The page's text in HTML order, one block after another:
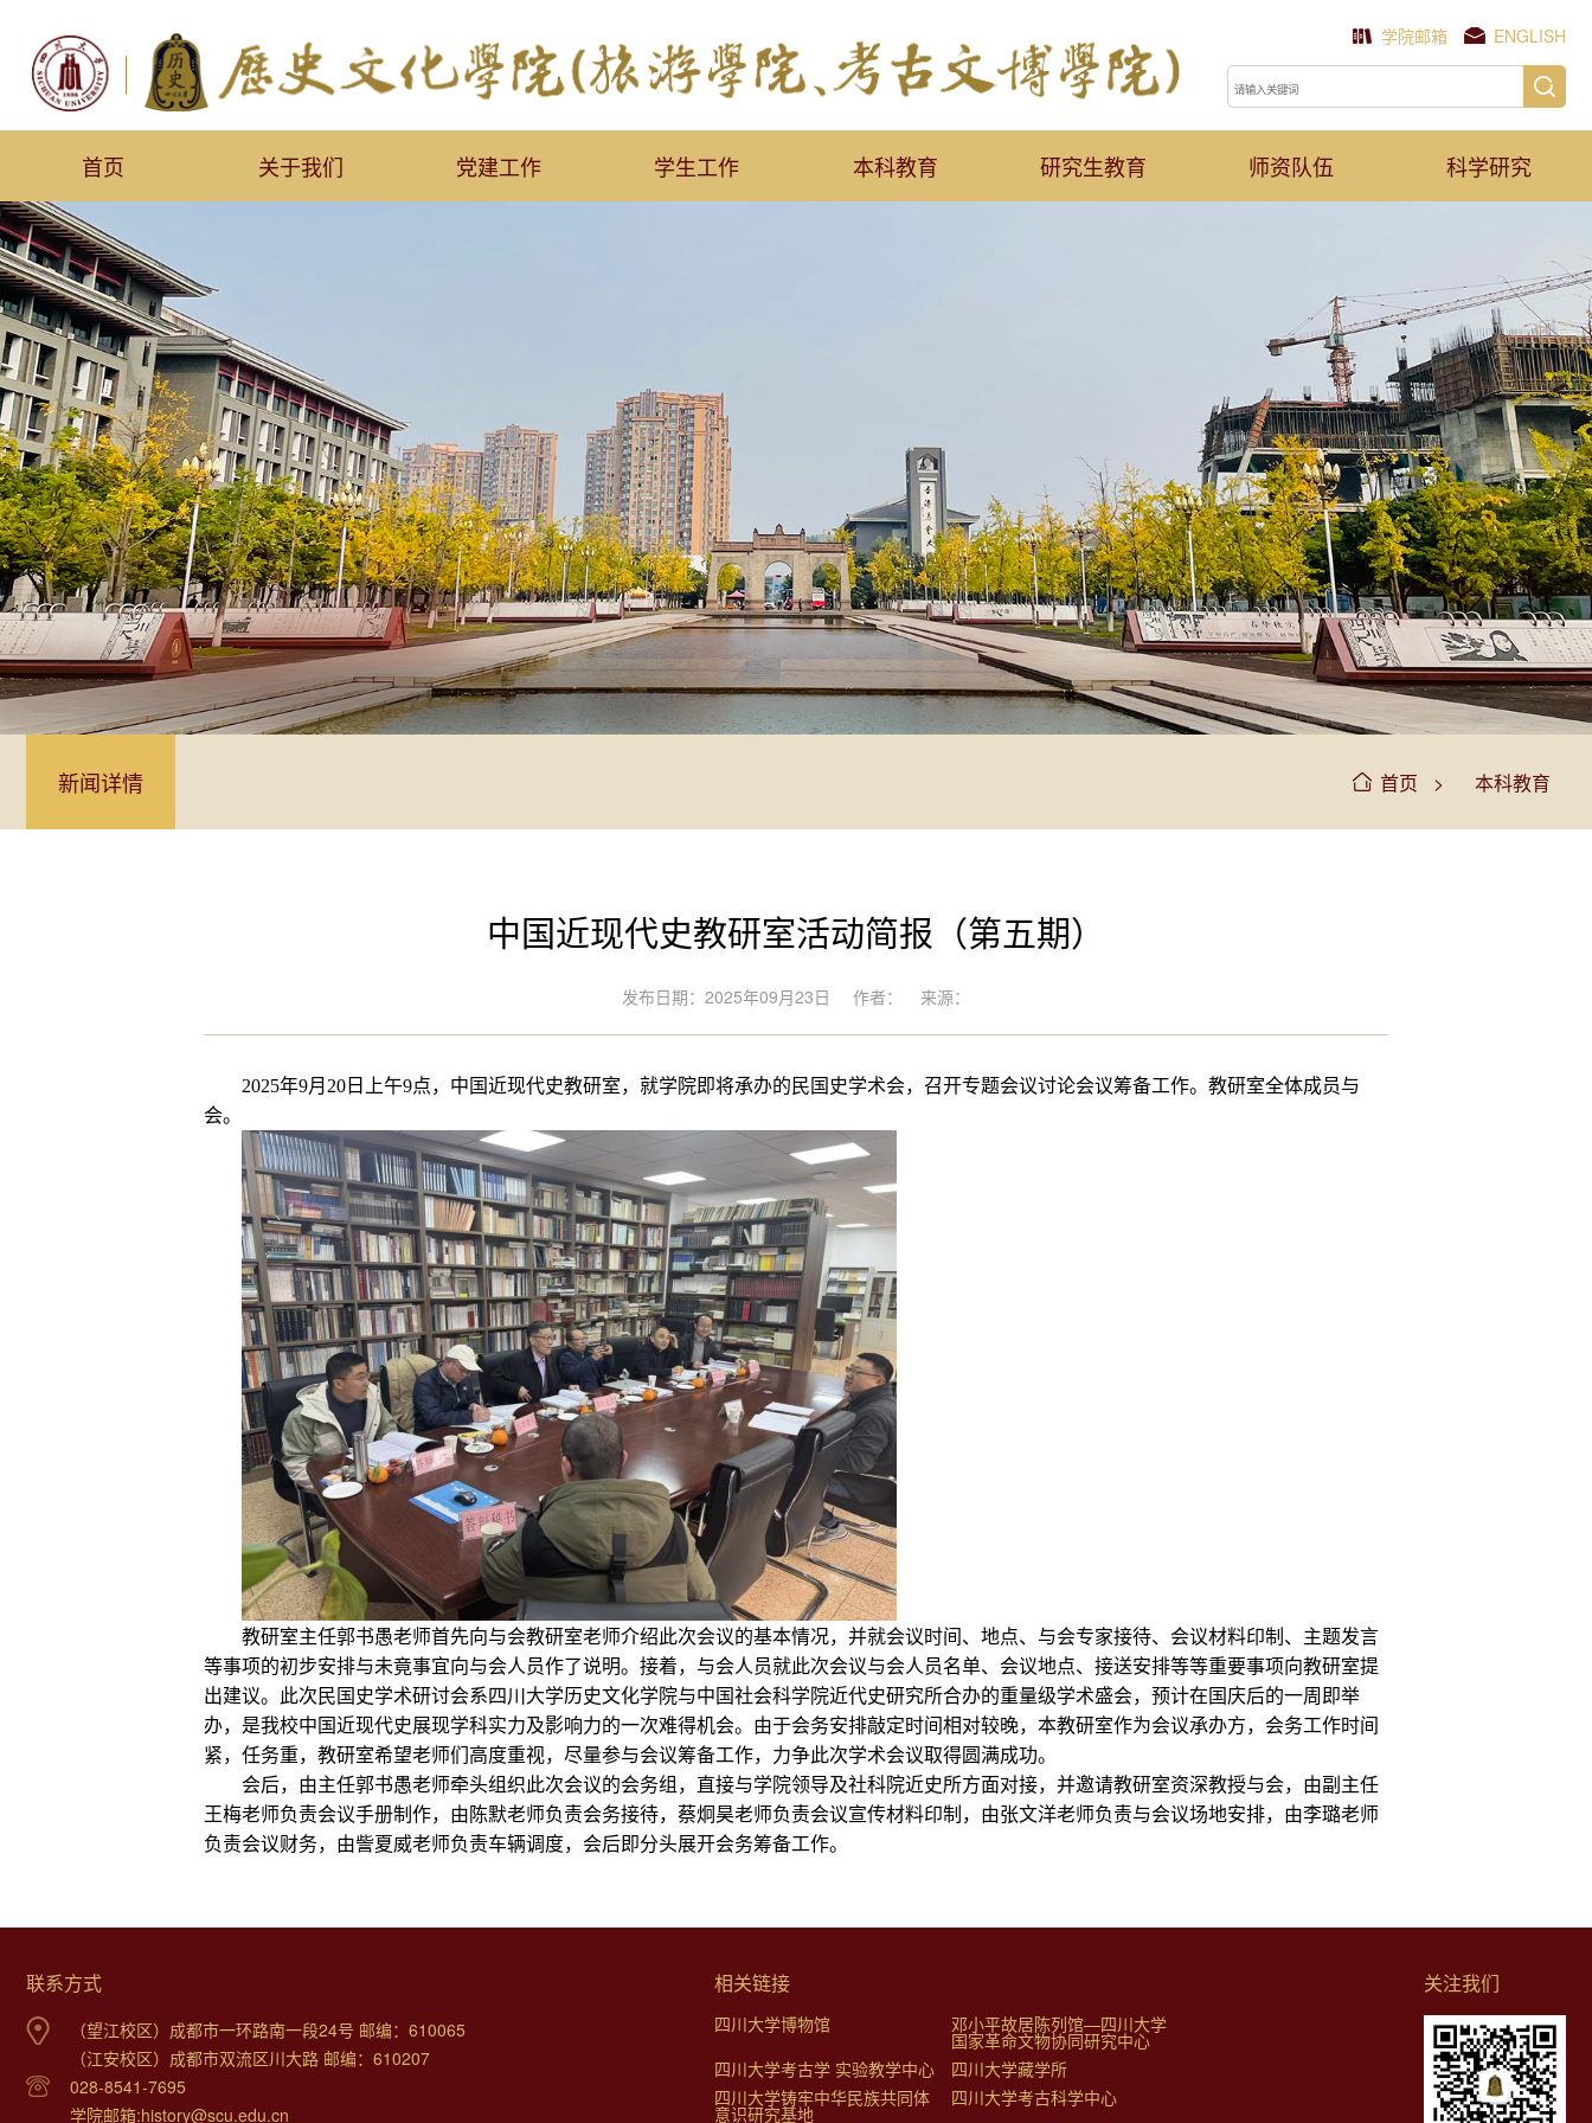
学院邮箱 ENGLISH
首页 关于我们 党建工作 学生工作 本科教育 研究生教育 师资队伍 科学研究
新闻详情 首页 > 本科教育
中国近现代史教研室活动简报（第五期）
发布日期：2025年09月23日 作者： 来源：
2025年9月 20 日 上午9点，中国近现代史教研室，就学院即将承办的民国史学术会，召开专题会议讨论会议筹备工作。 教研室全体成员与
会。
教研室主任郭书愚老师首先向与会教研室老师介绍此次会议的基本情况，并就会议时间、地点、与会专家接待、会议材料印制、主题发言
等事项的初步安排与未竟事宜向与会人员作了说明。接着，与会人员就此次会议与会人员名单、会议地点、接送安排等等重要事项向教研室提
出建议。此次民国史学术研讨会系四川大学历史文化学院与中国社会科学院近代史研究所合办的重量级学术盛会，预计在国庆后的一周即举
办，是我校中国近现代史展现学科实力及影响力的一次难得机会。由于会务安排敲定时间相对较晚，本教研室作为会议承办方，会务工作时间
紧，任务重，教研室希望老师们高度重视，尽量参与会议筹备工作，力争此次学术会议取得圆满成功。
会后，由主任郭书愚老师牵头组织此次会议的会务组，直接与学院领导及社科院近史所方面对接，并邀请教研室资深教授与会，由副主任
王梅老师负责会议手册制作，由陈默老师负责会务接待，蔡炯昊老师负责会议宣传材料印制，由张文洋老师负责与会议场地安排，由李璐老师
负责会议财务，由訾夏威老师负责车辆调度，会后即分头展开会务筹备工作。
联系方式
（望江校区）成都市一环路南一段24号 邮编：610065
（江安校区）成都市双流区川大路 邮编：610207
028-8541-7695
学院邮箱:history@scu.edu.cn
相关链接
四川大学博物馆 邓小平故居陈列馆—四川大学
国家革命文物协同研究中心
四川大学考古学 实验教学中心
四川大学藏学所
四川大学铸牢中华民族共同体
意识研究基地
四川大学考古科学中心
关注我们